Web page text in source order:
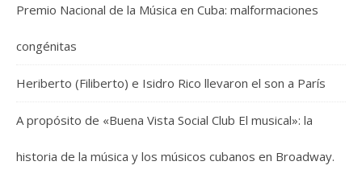
Premio Nacional de la Música en Cuba: malformaciones
congénitas
Heriberto (Filiberto) e Isidro Rico llevaron el son a París
A propósito de «Buena Vista Social Club El musical»: la
historia de la música y los músicos cubanos en Broadway.